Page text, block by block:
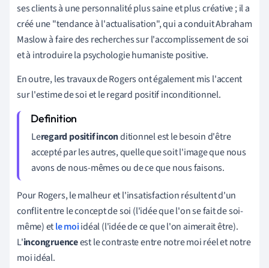
ses clients à une personnalité plus saine et plus créative ; il a
créé une "tendance à l'actualisation", qui a conduit Abraham
Maslow à faire des recherches sur l'accomplissement de soi
et à introduire la psychologie humaniste positive.
En outre, les travaux de Rogers ont également mis l'accent
sur l'estime de soi et le regard positif inconditionnel.
Leregard positif inconditionnel est le besoin d'être
accepté par les autres, quelle que soit l'image que nous
avons de nous-mêmes ou de ce que nous faisons.
Pour Rogers, le malheur et l'insatisfaction résultent d'un
conflit entre le concept de soi (l'idée que l'on se fait de soi-
même) etle moiidéal (l'idée de ce que l'on aimerait être).
L'incongruenceest le contraste entre notre moi réel et notre
moi idéal.